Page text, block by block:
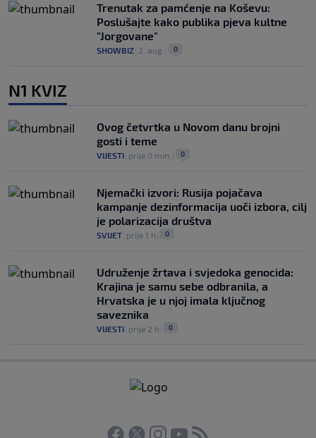
Trenutak za pamćenje na Koševu:
Poslušajte kako publika pjeva kultne
"Jorgovane"
SHOWBIZ 2. aug. 0
N1 KVIZ
Ovog četvrtka u Novom danu brojni
gosti i teme
VIJESTI prije 0 min. 0
Njemački izvori: Rusija pojačava
kampanje dezinformacija uoči izbora, cilj
je polarizacija društva
SVIJET prije 1 h 0
Udruženje žrtava i svjedoka genocida:
Krajina je samu sebe odbranila, a
Hrvatska je u njoj imala ključnog
saveznika
VIJESTI prije 2 h 0